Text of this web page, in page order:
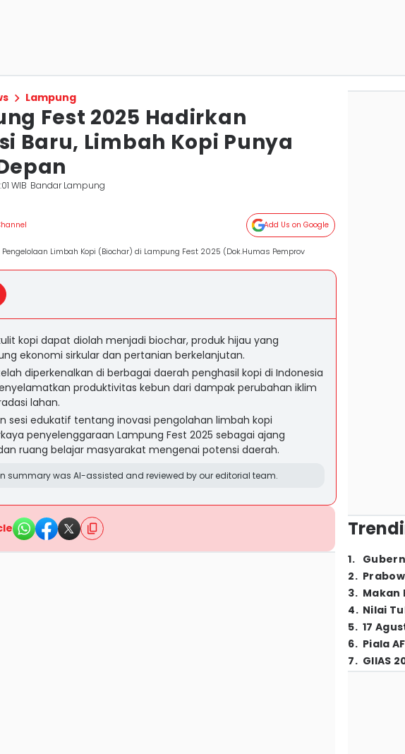
Lampung
Fest 2025 Hadirkan
Baru, Limbah Kopi Punya
WIB Bandar Lampung
Add Us on Google
Limbah Kopi (Biochar) di Lampung Fest 2025 (Dok.Humas Pemprov
kopi dapat diolah menjadi biochar, produk hijau yang
ekonomi sirkular dan pertanian berkelanjutan.
diperkenalkan di berbagai daerah penghasil kopi di Indonesia
produktivitas kebun dari dampak perubahan iklim
lahan.
sesi edukatif tentang inovasi pengolahan limbah kopi
penyelenggaraan Lampung Fest 2025 sebagai ajang
ruang belajar masyarakat mengenai potensi daerah.
summary was AI-assisted and reviewed by our editorial team.
1.
2.
3. Makan
4. Nilai
5. 17
6. Piala
7. GIIAS